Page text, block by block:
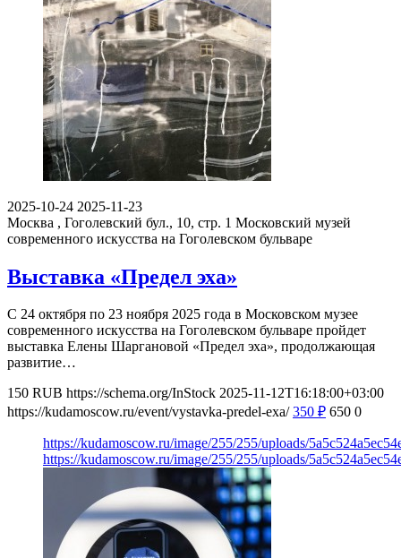
2025-10-24 2025-11-23
Москва , Гоголевский бул., 10, стр. 1 Московский музей
современного искусства на Гоголевском бульваре
Выставка «Предел эха»
С 24 октября по 23 ноября 2025 года в Московском музее
современного искусства на Гоголевском бульваре пройдет
выставка Елены Шаргановой «Предел эха», продолжающая
развитие…
150 RUB https://schema.org/InStock 2025-11-12T16:18:00+03:00
https://kudamoscow.ru/event/vystavka-predel-exa/ 350 ₽ 650 0
https://kudamoscow.ru/image/255/255/uploads/
https://kudamoscow.ru/image/255/255/uploads/